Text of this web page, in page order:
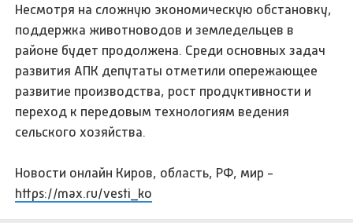
Несмотря на сложную экономическую обстановку,
поддержка животноводов и земледельцев в
районе будет продолжена. Среди основных задач
развития АПК депутаты отметили опережающее
развитие производства, рост продуктивности и
переход к передовым технологиям ведения
сельского хозяйства.
Новости онлайн Киров, область, РФ, мир -
https://max.ru/vesti_ko